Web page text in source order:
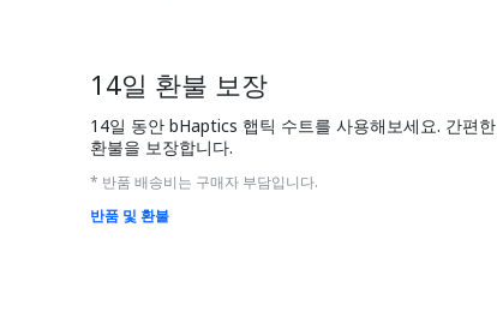
14일 환불 보장
14일 동안 bHaptics 햅틱 수트를 사용해보세요. 간편한
환불을 보장합니다.
* 반품 배송비는 구매자 부담입니다.
반품 및 환불